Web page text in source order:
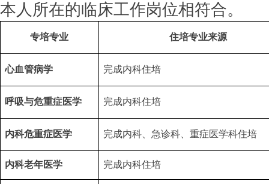
本人所在的临床工作岗位相符合。
专培专业 住培专业来源
心血管病学 完成内科住培
呼吸与危重症医学 完成内科住培
内科危重症医学 完成内科、急诊科 、重症医学科住培
内科老年医学 完成内科住培